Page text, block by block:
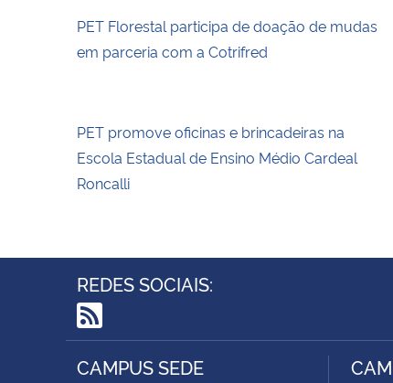
PET Florestal participa de doação de mudas
em parceria com a Cotrifred
PET promove oficinas e brincadeiras na
Escola Estadual de Ensino Médio Cardeal
Roncalli
REDES SOCIAIS:
RSS
CAMPUS SEDE